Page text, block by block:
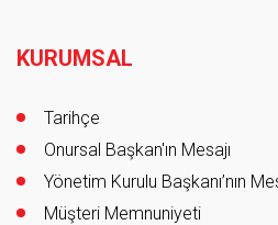
KURUMSAL
Tarihçe
Onursal Başkan'ın Mesajı
Yönetim Kurulu Başkanı’nın
Müşteri Memnuniyeti